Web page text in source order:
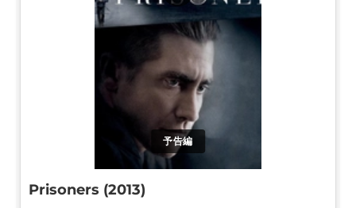
予告編
Prisoners (2013)